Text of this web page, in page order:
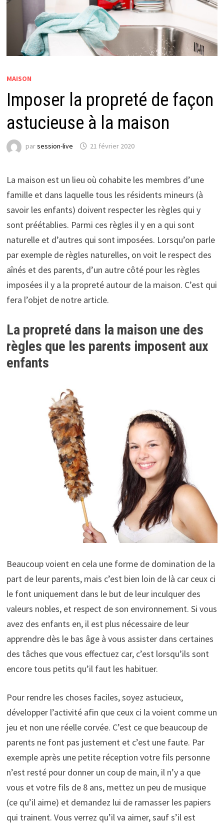
MAISON
Imposer la propreté de façon
astucieuse à la maison
parsession-live 21 février 2020
La maison est un lieu où cohabite les membres d’une
famille et dans laquelle tous les résidents mineurs (à
savoir les enfants) doivent respecter les règles qui y
sont préétablies. Parmi ces règles il y en a qui sont
naturelle et d’autres qui sont imposées. Lorsqu’on parle
par exemple de règles naturelles, on voit le respect des
aînés et des parents, d’un autre côté pour les règles
imposées il y a la propreté autour de la maison. C’est qui
fera l’objet de notre article.
La propreté dans la maison une des
règles que les parents imposent aux
enfants
Beaucoup voient en cela une forme de domination de la
part de leur parents, mais c’est bien loin de là car ceux ci
le font uniquement dans le but de leur inculquer des
valeurs nobles, et respect de son environnement. Si vous
avez des enfants en, il est plus nécessaire de leur
apprendre dès le bas âge à vous assister dans certaines
des tâches que vous effectuez car, c’est lorsqu’ils sont
encore tous petits qu’il faut les habituer.
Pour rendre les choses faciles, soyez astucieux,
développer l’activité afin que ceux ci la voient comme un
jeu et non une réelle corvée. C’est ce que beaucoup de
parents ne font pas justement et c’est une faute. Par
exemple après une petite réception votre fils personne
n’est resté pour donner un coup de main, il n’y a que
vous et votre fils de 8 ans, mettez un peu de musique
(ce qu’il aime) et demandez lui de ramasser les papiers
qui trainent. Vous verrez qu’il va aimer, sauf s’il est